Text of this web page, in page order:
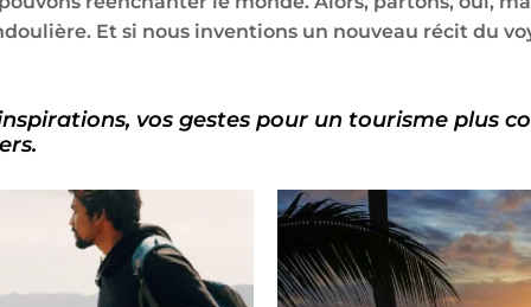
Et si nous inventions un nouveau récit du
vos gestes pour un tourisme plus